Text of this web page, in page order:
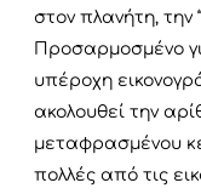
στον πλανήτη,
Προσαρμοσμένο
υπέροχη
ακολουθεί την
μεταφρασμένου
πολλές από τις